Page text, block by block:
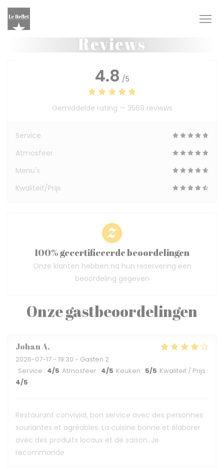
Cookies beheer paneel
Reviews
Onze gastbeoordelingen
JohanA
2026-07-17 - 19:30 - Gasten 2
Service : 4/5 Atmosfeer : 4/5 Keuken : 5/5 Kwaliteit / Prijs :
4/5
Restaurant convivial, bon service avec des personnes
souriantes et agréables. La cuisine bonne et élaborer
avec des produits locaux et de saison. Je
recommande
4.8 /5
Gemiddelde rating — 3569 reviews
Service
Atmosfeer
Menu's
Kwaliteit/Prijs
100% gecertificeerde beoordelingen
Onze klanten hebben na hun reservering een
beoordeling gegeven